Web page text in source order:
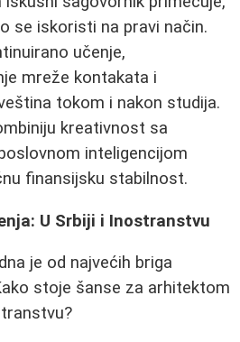
se iskoristi na pravi način.
učenje,
mreže kontakata i
tokom i nakon studija.
kreativnost sa
inteligencijom
finansijsku stabilnost.
U Srbiji i Inostranstvu
je od najvećih briga
stoje šanse za arhitektom